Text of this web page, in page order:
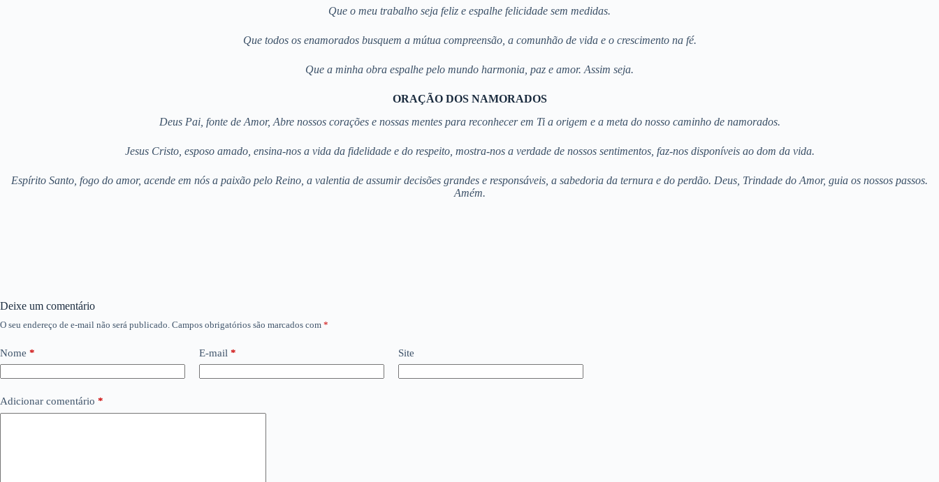
Que o meu trabalho seja feliz e espalhe felicidade sem medidas.
Que todos os enamorados busquem a mútua compreensão, a comunhão de vida e o crescimento na fé.
Que a minha obra espalhe pelo mundo harmonia, paz e amor. Assim seja.
ORAÇÃO DOS NAMORADOS
Deus Pai, fonte de Amor, Abre nossos corações e nossas mentes para reconhecer em Ti a origem e a meta do nosso caminho de namorados.
Jesus Cristo, esposo amado, ensina-nos a vida da fidelidade e do respeito, mostra-nos a verdade de nossos sentimentos, faz-nos disponíveis ao dom da vida.
Espírito Santo, fogo do amor, acende em nós a paixão pelo Reino, a valentia de assumir decisões grandes e responsáveis, a sabedoria da ternura e do perdão. Deus, Trindade do Amor, guia os nossos passos.
Amém.
Deixe um comentário
O seu endereço de e-mail não será publicado. Campos obrigatórios são marcados com *
Nome * E-mail * Site
Adicionar comentário *